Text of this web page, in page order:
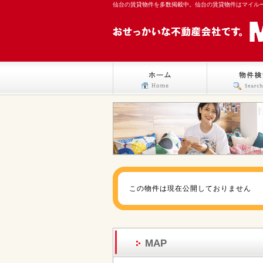
仙台の賃貸物件を多数掲載中。仙台の賃貸物件はマイル
この物件は現在公開しておりません
MAP